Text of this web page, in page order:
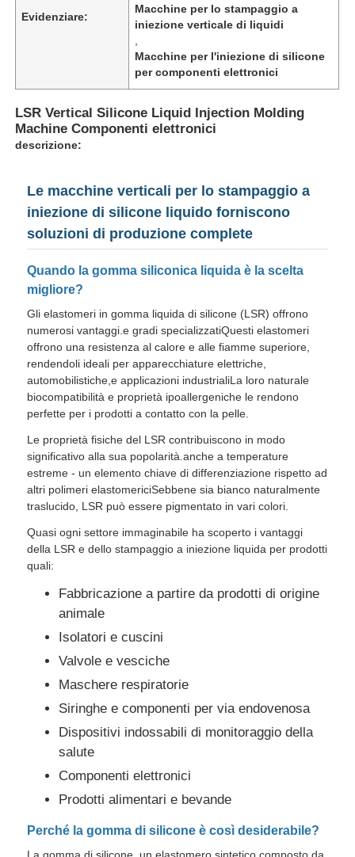
Casa
Prodotti
Chi siamo
Fatory Tour
Controllo di qualità
Tutti i casi
Richiedere un preventivo
Macchina per lo stampaggio ad iniezione LSR
Evidenziare:
Macchine per lo stampaggio a
iniezione verticale di liquidi
Macchine per l'iniezione di silicone
per componenti elettronici
LSR Vertical Silicone Liquid Injection Molding
Machine Componenti elettronici
descrizione:
Le macchine verticali per lo stampaggio a
iniezione di silicone liquido forniscono
soluzioni di produzione complete
Quando la gomma siliconica liquida è la scelta
migliore?
Gli elastomeri in gomma liquida di silicone (LSR) offrono
numerosi vantaggi.e gradi specializzatiQuesti elastomeri
offrono una resistenza al calore e alle fiamme superiore,
rendendoli ideali per apparecchiature elettriche,
automobilistiche,e applicazioni industrialiLa loro naturale
biocompatibilità e proprietà ipoallergeniche le rendono
perfette per i prodotti a contatto con la pelle.
Le proprietà fisiche del LSR contribuiscono in modo
significativo alla sua popolarità.anche a temperature
estreme - un elemento chiave di differenziazione rispetto ad
altri polimeri elastomericiSebbene sia bianco naturalmente
traslucido, LSR può essere pigmentato in vari colori.
Quasi ogni settore immaginabile ha scoperto i vantaggi
della LSR e dello stampaggio a iniezione liquida per prodotti
quali:
Fabbricazione a partire da prodotti di origine
animale
Isolatori e cuscini
Valvole e vesciche
Maschere respiratorie
Siringhe e componenti per via endovenosa
Dispositivi indossabili di monitoraggio della
salute
Componenti elettronici
Prodotti alimentari e bevande
Perché la gomma di silicone è così desiderabile?
La gomma di silicone, un elastomero sintetico composto da